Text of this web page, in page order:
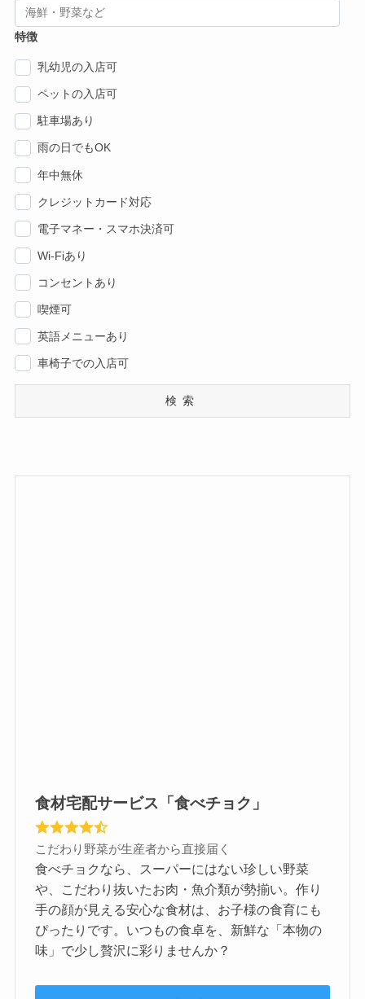
特徴
乳幼児の入店可
ペットの入店可
駐車場あり
雨の日でもOK
年中無休
クレジットカード対応
電子マネー・スマホ決済可
Wi-Fiあり
コンセントあり
喫煙可
英語メニューあり
車椅子での入店可
検索
食材宅配サービス「食べチョク」
こだわり野菜が生産者から直接届く
食べチョクなら、スーパーにはない珍しい野菜
や、こだわり抜いたお肉・魚介類が勢揃い。作り
手の顔が見える安心な食材は、お子様の食育にも
ぴったりです。いつもの食卓を、新鮮な「本物の
味」で少し贅沢に彩りませんか？